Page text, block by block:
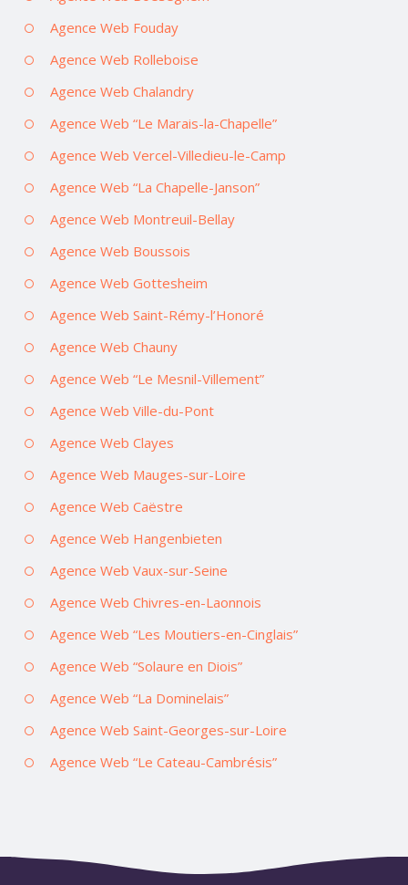
Agence Web Fouday
Agence Web Rolleboise
Agence Web Chalandry
Agence Web “Le Marais-la-Chapelle”
Agence Web Vercel-Villedieu-le-Camp
Agence Web “La Chapelle-Janson”
Agence Web Montreuil-Bellay
Agence Web Boussois
Agence Web Gottesheim
Agence Web Saint-Rémy-l’Honoré
Agence Web Chauny
Agence Web “Le Mesnil-Villement”
Agence Web Ville-du-Pont
Agence Web Clayes
Agence Web Mauges-sur-Loire
Agence Web Caëstre
Agence Web Hangenbieten
Agence Web Vaux-sur-Seine
Agence Web Chivres-en-Laonnois
Agence Web “Les Moutiers-en-Cinglais”
Agence Web “Solaure en Diois”
Agence Web “La Dominelais”
Agence Web Saint-Georges-sur-Loire
Agence Web “Le Cateau-Cambrésis”